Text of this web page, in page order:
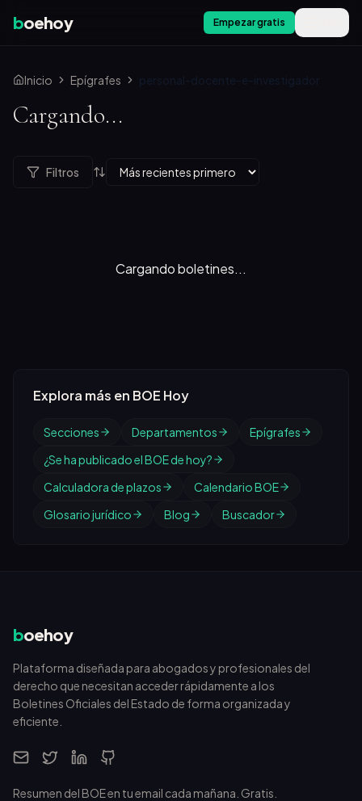
boehoy Empezar gratis
Inicio Epígrafes personal-docente-e-investigador
Cargando...
Filtros
Cargando boletines...
Explora más en BOE Hoy
Secciones Departamentos
Epígrafes
¿Se ha publicado el BOE de hoy?
Calculadora de plazos
Calendario BOE
Glosario jurídico
Blog Buscador
boehoy
Plataforma diseñada para abogados y profesionales del
derecho que necesitan acceder rápidamente a los
Boletines Oficiales del Estado de forma organizada y
eficiente.
Resumen del BOE en tu email cada mañana. Gratis.